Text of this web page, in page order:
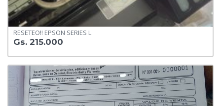
RESETEO!! EPSON SERIES L
Gs. 215.000